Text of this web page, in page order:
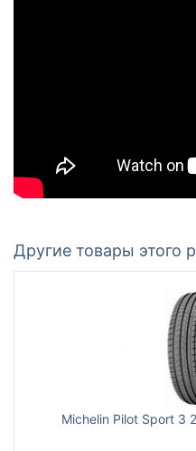
Другие товары этого
Michelin Pilot Sport 3